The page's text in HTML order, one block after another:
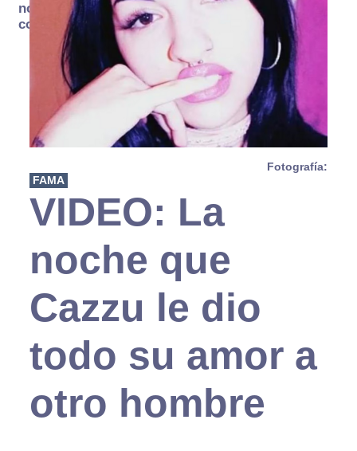
no se
consume
Fotografía:
FAMA
VIDEO: La
noche que
Cazzu le dio
todo su amor a
otro hombre